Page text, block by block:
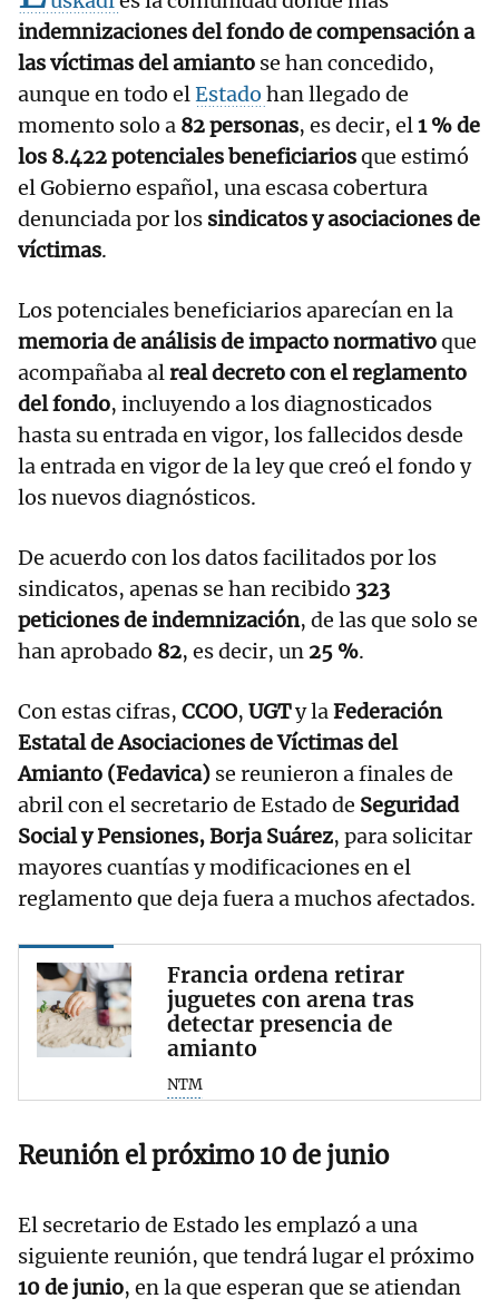
indemnizaciones del fondo de compensación a
las víctimas del amianto se han concedido,
aunque en todo elEstado han llegado de
momento solo a 82 personas, es decir, el1 % de
los 8.422 potenciales beneficiariosque estimó
el Gobierno español, una escasa cobertura
denunciada por los sindicatos y asociaciones de
víctimas.
Los potenciales beneficiarios aparecían en la
memoria de análisis de impacto normativoque
acompañaba alreal decreto con el reglamento
del fondo, incluyendo a los diagnosticados
hasta su entrada en vigor, los fallecidos desde
la entrada en vigor de la ley que creó el fondo y
los nuevos diagnósticos.
De acuerdo con los datos facilitados por los
sindicatos, apenas se han recibido 323
peticiones de indemnización, de las que solo se
han aprobado 82, es decir, un 25 %.
Con estas cifras, CCOO, UGTy laFederación
Estatal de Asociaciones de Víctimas del
Amianto (Fedavica) se reunieron a finales de
abril con el secretario de Estado de Seguridad
Social y Pensiones, Borja Suárez, para solicitar
mayores cuantías y modificaciones en el
reglamento que deja fuera a muchos afectados.
Francia ordena retirar
juguetes con arena tras
detectar presencia de
amianto
NTM
Reunión el próximo 10 de junio
El secretario de Estado les emplazó a una
siguiente reunión, que tendrá lugar el próximo
10 de junio, en la que esperan que se atiendan